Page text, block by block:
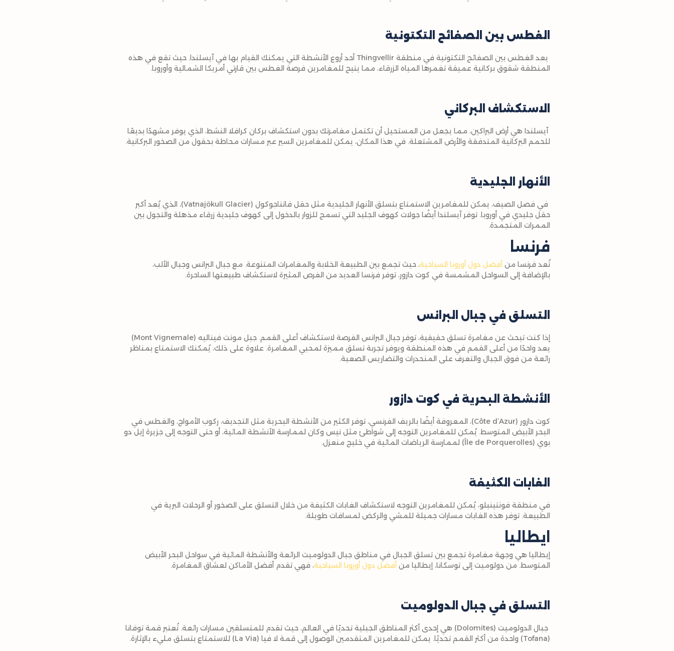
الغطس بين الصفائح التكتونية
يعد الغطس بين الصفائح التكتونية في منطقة Thingvellir أحد أروع الأنشطة التي يمكنك القيام بها في آيسلندا. حيث تقع في هذه
المنطقة شقوق بركانية عميقة تغمرها المياه الزرقاء، مما يتيح للمغامرين فرصة الغطس بين قارتي أمريكا الشمالية وأوروبا.
الاستكشاف البركاني
آيسلندا هي أرض البراكين، مما يجعل من المستحيل أن تكتمل مغامرتك بدون استكشاف بركان كرافلا النشط، الذي يوفر مشهدًا بديعًا
للحمم البركانية المتدفقة والأرض المشتعلة. في هذا المكان، يمكن للمغامرين السير عبر مسارات محاطة بحقول من الصخور البركانية.
الأنهار الجليدية
في فصل الصيف، يمكن للمغامرين الاستمتاع بتسلق الأنهار الجليدية مثل حقل فاتناجوكول (Vatnajökull Glacier)، الذي يُعد أكبر
حقل جليدي في أوروبا. توفر آيسلندا أيضًا جولات كهوف الجليد التي تسمح للزوار بالدخول إلى كهوف جليدية زرقاء مذهلة والتجول بين
الممرات المتجمدة.
فرنسا
تُعد فرنسا من أفضل دول أوروبا السياحية، حيث تجمع بين الطبيعة الخلابة والمغامرات المتنوعة. مع جبال البرانس وجبال الألب،
بالإضافة إلى السواحل المشمسة في كوت دازور، توفر فرنسا العديد من الفرص المثيرة لاستكشاف طبيعتها الساحرة.
التسلق في جبال البرانس
إذا كنت تبحث عن مغامرة تسلق حقيقية، توفر جبال البرانس الفرصة لاستكشاف أعلى القمم. جبل مونت فيناليه (Mont Vignemale)
يعد واحدًا من أعلى القمم في هذه المنطقة ويوفر تجربة تسلق مميزة لمحبي المغامرة. علاوة على ذلك، يُمكنك الاستمتاع بمناظر
رائعة من فوق الجبال والتعرف على المنحدرات والتضاريس الصعبة.
الأنشطة البحرية في كوت دازور
كوت دازور (Côte d’Azur)، المعروفة أيضًا بالريف الفرنسي، توفر الكثير من الأنشطة البحرية مثل التجديف، ركوب الأمواج، والغطس في
البحر الأبيض المتوسط. يُمكن للمغامرين التوجه إلى شواطئ مثل نيس وكان لممارسة الأنشطة المائية، أو حتى التوجه إلى جزيرة إيل دو
بوي (Île de Porquerolles) لممارسة الرياضات المائية في خليج منعزل.
الغابات الكثيفة
في منطقة فونتينبلو، يُمكن للمغامرين التوجه لاستكشاف الغابات الكثيفة من خلال التسلق على الصخور أو الرحلات البرية في
الطبيعة. توفر هذه الغابات مسارات جميلة للمشي والركض لمسافات طويلة.
ايطاليا
إيطاليا هي وجهة مغامرة تجمع بين تسلق الجبال في مناطق جبال الدولوميت الرائعة والأنشطة المائية في سواحل البحر الأبيض
المتوسط. من دولوميت إلى توسكانا، إيطاليا من أفضل دول أوروبا السياحية، فهي تقدم أفضل الأماكن لعشاق المغامرة.
التسلق في جبال الدولوميت
جبال الدولوميت (Dolomites) هي إحدى أكثر المناطق الجبلية تحديًا في العالم، حيث تقدم للمتسلقين مسارات رائعة. تُعتبر قمة توفانا
(Tofana) واحدة من أكثر القمم تحديًا. يمكن للمغامرين المتقدمين الوصول إلى قمة لا فيا (La Via) للاستمتاع بتسلق مليء بالإثارة.